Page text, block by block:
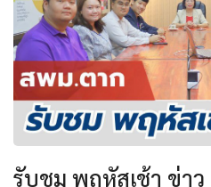
รับชม พฤหัสเช้า ข่า